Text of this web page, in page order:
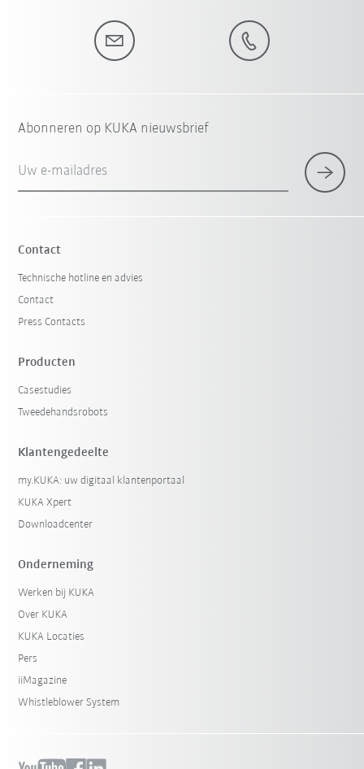
Abonneren op KUKA nieuwsbrief
Uw e-mailadres
Contact
Technische hotline en advies
Contact
Press Contacts
Producten
Casestudies
Tweedehandsrobots
Klantengedeelte
my.KUKA: uw digitaal klantenportaal
KUKA Xpert
Downloadcenter
Onderneming
Werken bij KUKA
Over KUKA
KUKA Locaties
Pers
iiMagazine
Whistleblower System